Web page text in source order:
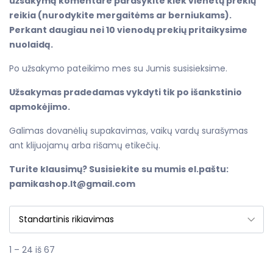
reikia (nurodykite mergaitėms ar berniukams).
Perkant daugiau nei 10 vienodų prekių pritaikysime
nuolaidą.
Po užsakymo pateikimo mes su Jumis susisieksime.
Užsakymas pradedamas vykdyti tik po išankstinio
apmokėjimo.
Galimas dovanėlių supakavimas, vaikų vardų surašymas
ant klijuojamų arba rišamų etikečių.
Turite klausimų? Susisiekite su mumis el.paštu:
pamikashop.lt@gmail.com
1 – 24 iš 67